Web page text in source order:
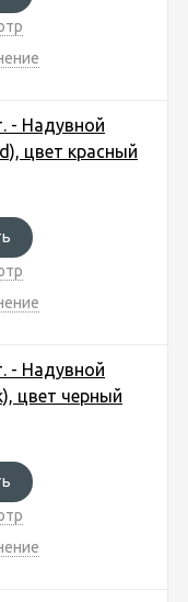
- Надувной
цвет красный
- Надувной
цвет черный